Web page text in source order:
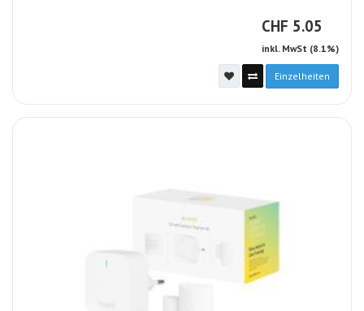
CHF CHF
5.05
inkl. MwSt (8.1%)
Einzelheiten